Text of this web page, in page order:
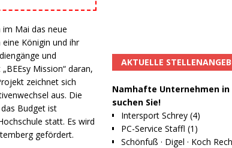
Mai das neue
Königin und ihr
und
Mission“ daran,
zeichnet sich
aus. Die
Budget ist
statt. Es wird
gefördert.
AKTUELLE
Namhafte Unternehmen in
suchen Sie!
Intersport Schrey (4)
PC-Service Staffl (1)
Schönfuß · Digel · Koch